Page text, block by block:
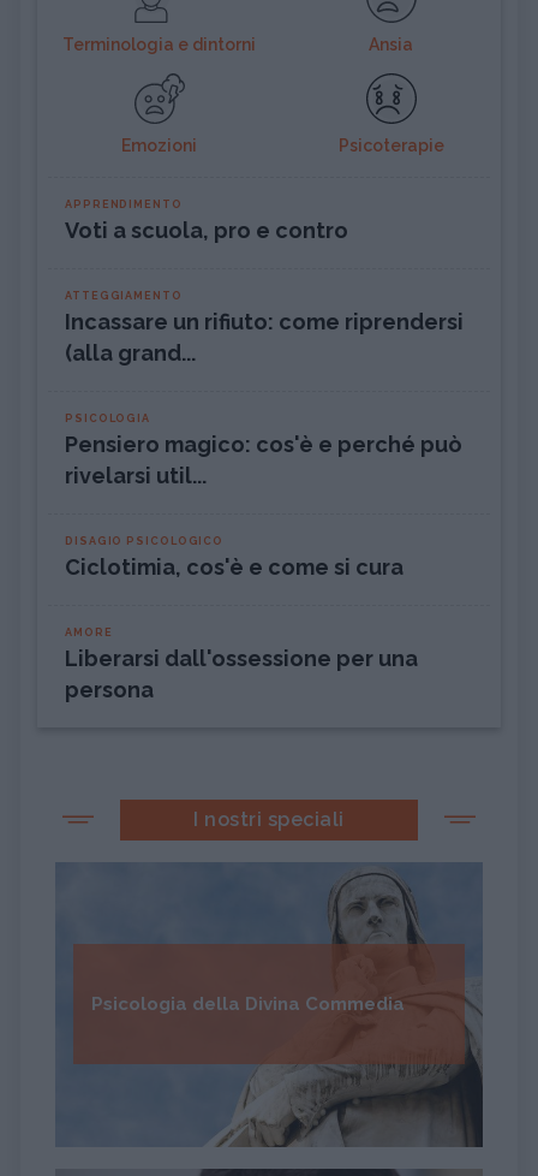
Terminologia e dintorni Ansia
Emozioni Psicoterapie
APPRENDIMENTO
Voti a scuola, pro e contro
ATTEGGIAMENTO
Incassare un rifiuto: come riprendersi
(alla grand...
PSICOLOGIA
Pensiero magico: cos'è e perché può
rivelarsi util...
DISAGIO PSICOLOGICO
Ciclotimia, cos'è e come si cura
AMORE
Liberarsi dall'ossessione per una
persona
I nostri speciali
Psicologia della Divina Commedia